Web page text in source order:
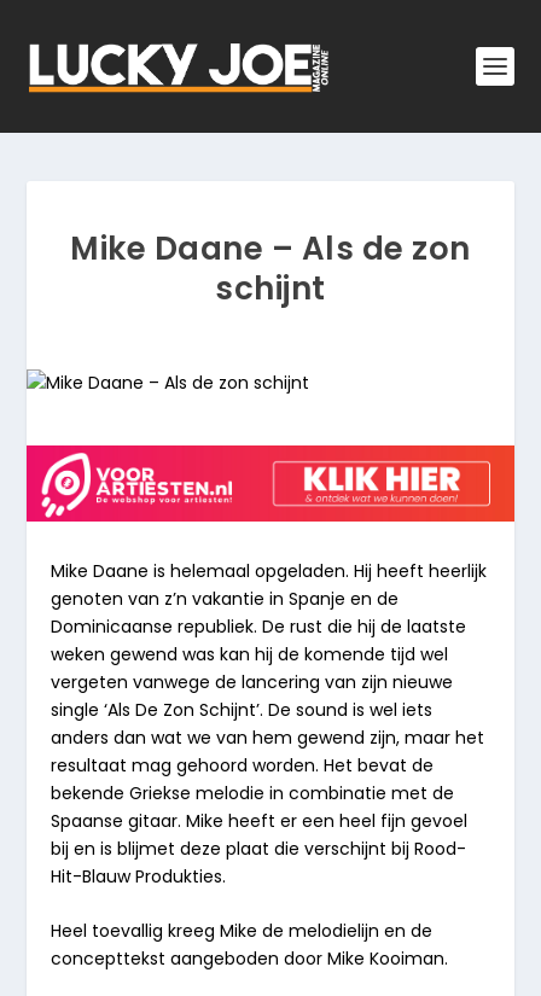
Mike Daane – Als de zon
schijnt
Mike Daane is helemaal opgeladen. Hij heeft heerlijk
genoten van z’n vakantie in Spanje en de
Dominicaanse republiek. De rust die hij de laatste
weken gewend was kan hij de komende tijd wel
vergeten vanwege de lancering van zijn nieuwe
single ‘Als De Zon Schijnt’. De sound is wel iets
anders dan wat we van hem gewend zijn, maar het
resultaat mag gehoord worden. Het bevat de
bekende Griekse melodie in combinatie met de
Spaanse gitaar. Mike heeft er een heel fijn gevoel
bij en is blijmet deze plaat die verschijnt bij Rood-
Hit-Blauw Produkties.
Heel toevallig kreeg Mike de melodielijn en de
concepttekst aangeboden door Mike Kooiman.